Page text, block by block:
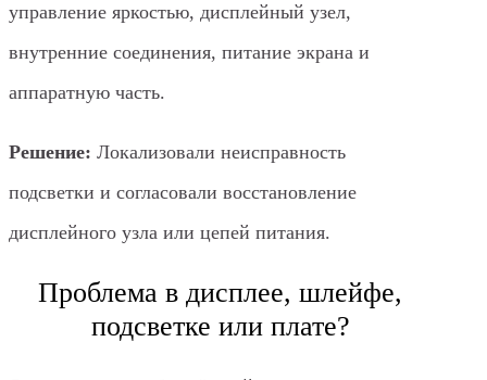
управление яркостью, дисплейный узел,
внутренние соединения, питание экрана и
аппаратную часть.
Решение: Локализовали неисправность
подсветки и согласовали восстановление
дисплейного узла или цепей питания.
Проблема в дисплее, шлейфе,
подсветке или плате?